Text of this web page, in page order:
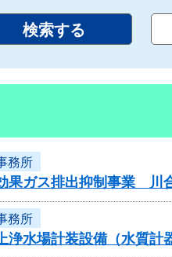
務所
果ガス排出抑制事業 川
務所
浄水場計装設備（水質計